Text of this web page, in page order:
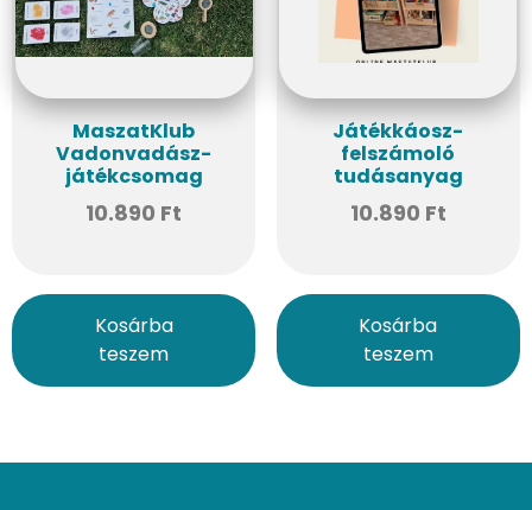
MaszatKlub
Vadonvadász-
játékcsomag
10.890 Ft
Kosárba
teszem
Játékkáosz-
felszámoló
tudásanyag
10.890 Ft
Kosárba
teszem